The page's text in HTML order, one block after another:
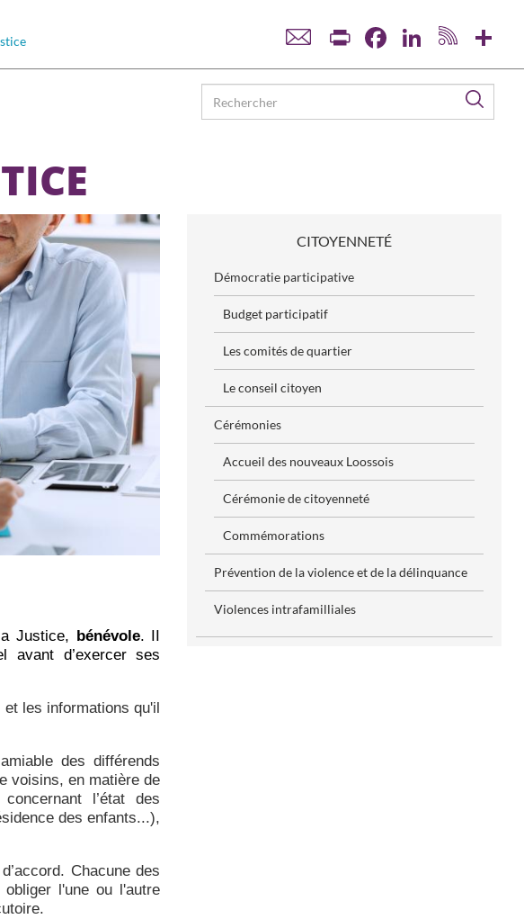
Print FacebookLinkedIn
Justice, bénévole. II
avant d’exercer ses
les informations qu'il
des différends
voisins, en matière de
l’état des
des enfants...),
Chacune des
l'une ou l'autre
CITOYENNETÉ
Démocratie participative
Budget participatif
Les comités de quartier
Le conseil citoyen
Cérémonies
Accueil des nouveaux Loossois
Cérémonie de citoyenneté
Commémorations
Prévention de la violence et de la délinquance
Violences intrafamilliales